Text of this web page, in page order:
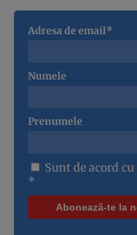
Adresa de email*
Numele
Prenumele
Sunt de acord cu
*